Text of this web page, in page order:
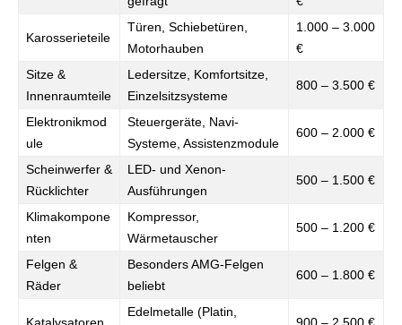
Karosserieteile
Türen, Schiebetüren,
Motorhauben
1.000 – 3.000
€
Sitze &
Innenraumteile
Ledersitze, Komfortsitze,
Einzelsitzsysteme
800 – 3.500 €
Elektronikmod
ule
Steuergeräte, Navi-
Systeme, Assistenzmodule
600 – 2.000 €
Scheinwerfer &
Rücklichter
LED- und Xenon-
Ausführungen
500 – 1.500 €
Klimakompone
nten
Kompressor,
Wärmetauscher
500 – 1.200 €
Felgen &
Räder
Besonders AMG-Felgen
beliebt
600 – 1.800 €
Edelmetalle (Platin,